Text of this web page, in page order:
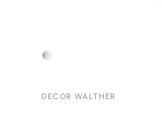
DECOR WALTHER